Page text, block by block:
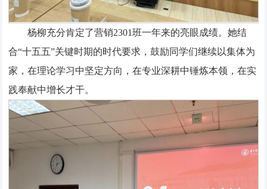
杨柳充分肯定了营销2301班一年来的亮眼成绩。她结
合“十五五”关键时期的时代要求，鼓励同学们继续以集体为
家，在理论学习中坚定方向，在专业深耕中锤炼本领，在实
践奉献中增长才干。